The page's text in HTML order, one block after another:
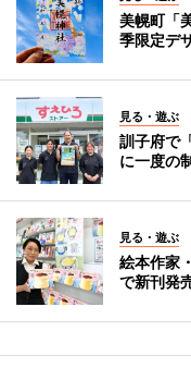
美幌町「
季限定デ
見る・遊ぶ
訓子府で
に一度の
見る・遊ぶ
絵本作家
で新刊発